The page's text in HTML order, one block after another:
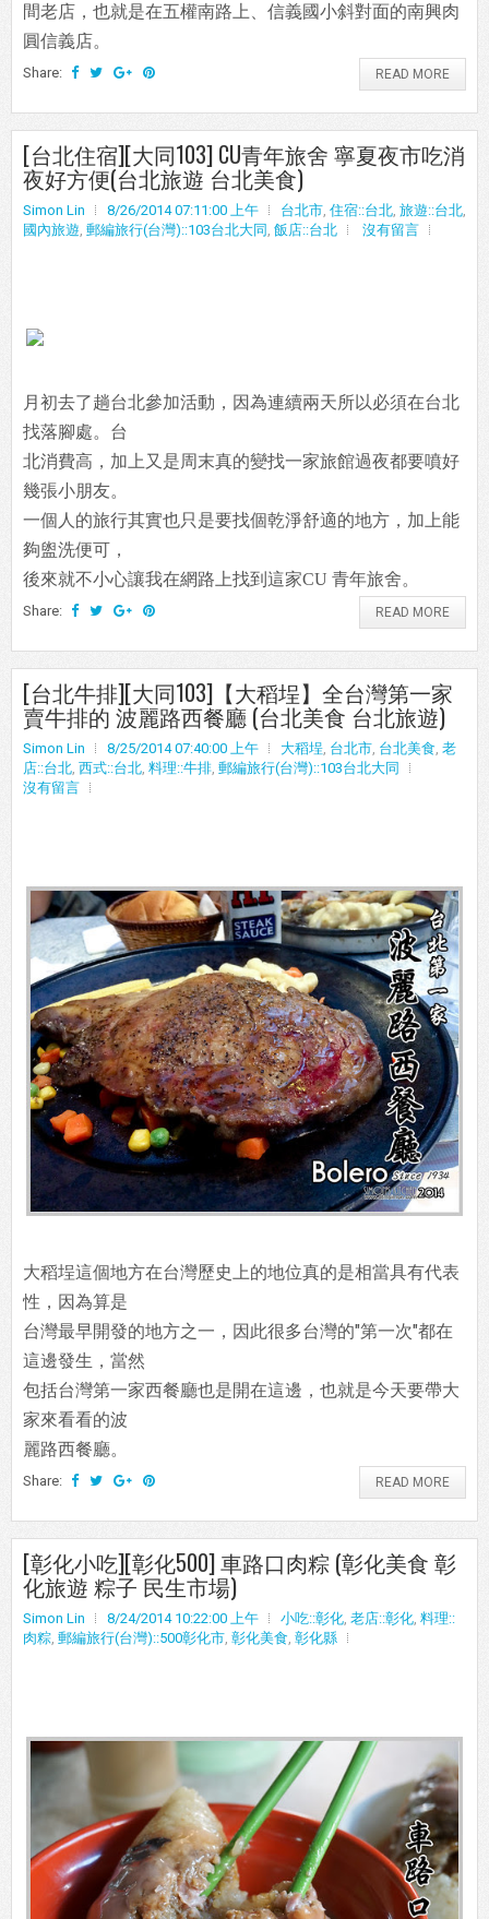
間老店，也就是在五權南路上、信義國小斜對面的南興肉
圓信義店。
Share: READ MORE
[台北住宿][大同103] CU青年旅舍 寧夏夜市吃消
夜好方便(台北旅遊 台北美食)
Simon Lin 8/26/2014 07:11:00 上午 台北市, 住宿::台北, 旅遊::台北,
國內旅遊, 郵編旅行(台灣)::103台北大同 , 飯店::台北 沒有留言
月初去了趟台北參加活動，因為連續兩天所以必須在台北
找落腳處。台
北消費高，加上又是周末真的變找一家旅館過夜都要噴好
幾張小朋友。
一個人的旅行其實也只是要找個乾淨舒適的地方，加上能
夠盥洗便可，
後來就不小心讓我在網路上找到這家CU 青年旅舍。
Share: READ MORE
[台北牛排][大同103]【大稻埕】全台灣第一家
賣牛排的 波麗路西餐廳 (台北美食 台北旅遊)
Simon Lin 8/25/2014 07:40:00 上午 大稻埕, 台北市, 台北美食, 老
店::台北, 西式::台北, 料理::牛排, 郵編旅行(台灣)::103台北大同
沒有留言
大稻埕這個地方在台灣歷史上的地位真的是相當具有代表
性，因為算是
台灣最早開發的地方之一，因此很多台灣的"第一次"都在
這邊發生，當然
包括台灣第一家西餐廳也是開在這邊，也就是今天要帶大
家來看看的波
麗路西餐廳。
Share: READ MORE
[彰化小吃][彰化500] 車路口肉粽 (彰化美食 彰
化旅遊 粽子 民生市場)
Simon Lin 8/24/2014 10:22:00 上午 小吃::彰化, 老店::彰化, 料理::
肉粽, 郵編旅行(台灣)::500彰化市, 彰化美食, 彰化縣